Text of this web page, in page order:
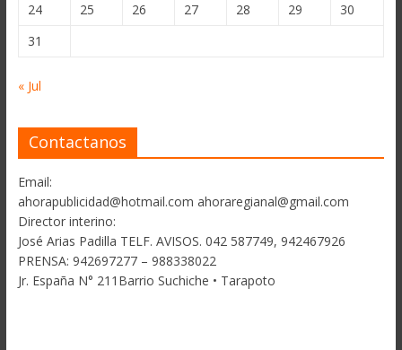
24
25 26 27 28 29
30
31
« Jul
Contactanos
Email:
ahorapublicidad@hotmail.com ahoraregianal@gmail.com
Director interino:
José Arias Padilla TELF. AVISOS. 042 587749, 942467926
PRENSA: 942697277 – 988338022
Jr. España N° 211Barrio Suchiche • Tarapoto